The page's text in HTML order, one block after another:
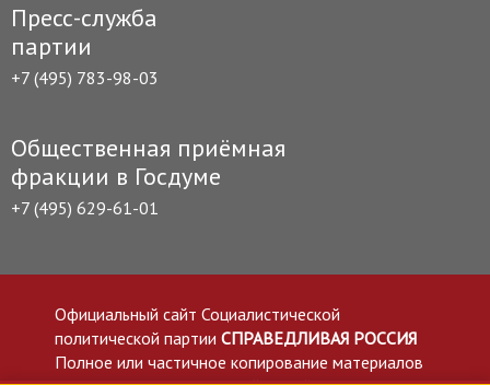
Пресс-служба
партии
+7 (495) 783-98-03
Общественная приёмная
фракции в Госдуме
+7 (495) 629-61-01
Официальный сайт Социалистической
политической партии СПРАВЕДЛИВАЯ РОССИЯ
Полное или частичное копирование материалов